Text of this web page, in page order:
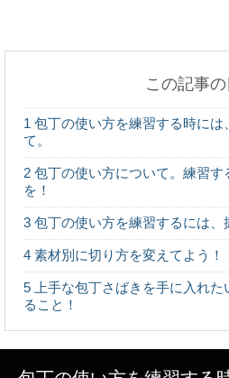
バレエに柔軟は必要
るべき
パンの生焼けは腹痛
救済法
好きな人や彼氏いる
の心理を検証！
この記事
1 包丁の使い方を練習する時には
て。
2 包丁の使い方について。練習す
を！
3 包丁の使い方を練習するには、
4 素材別に切り方を変えてよう！
5 上手な包丁さばきを手に入れ
ること！